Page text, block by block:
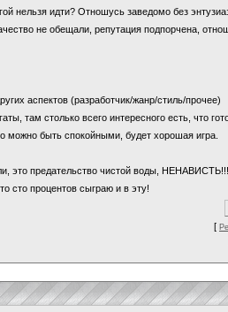
нельзя идти? Отношусь заведомо без
не обещали, репутация подпорчена,
аспектов (разработчик/жанр/стиль/прочее)
там столько всего интересного есть, что
можно быть спокойными, будет хорошая игра.
это предательство чистой воды, НЕНАВИСТЬ!!!
сто процентов сыграю и в эту!
[